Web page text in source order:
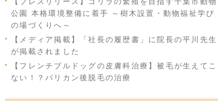
公園 本格環境整備に着手 ～樹木設置・動物福祉学び
の場づくりへ～
【メディア掲載】「社長の履歴書」に院長の平川先生
が掲載されました
【フレンチブルドッグの皮膚科治療】被毛が生えてこ
ない！？バリカン後脱毛の治療